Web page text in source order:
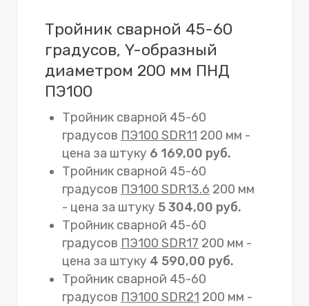
Тройник сварной 45-60
градусов, Y-образный
диаметром 200 мм ПНД
ПЭ100
Тройник сварной 45-60
градусов ПЭ100 SDR11 200 мм -
цена за штуку 6 169,00 руб.
Тройник сварной 45-60
градусов ПЭ100 SDR13.6 200 мм
- цена за штуку 5 304,00 руб.
Тройник сварной 45-60
градусов ПЭ100 SDR17 200 мм -
цена за штуку 4 590,00 руб.
Тройник сварной 45-60
градусов ПЭ100 SDR21 200 мм -